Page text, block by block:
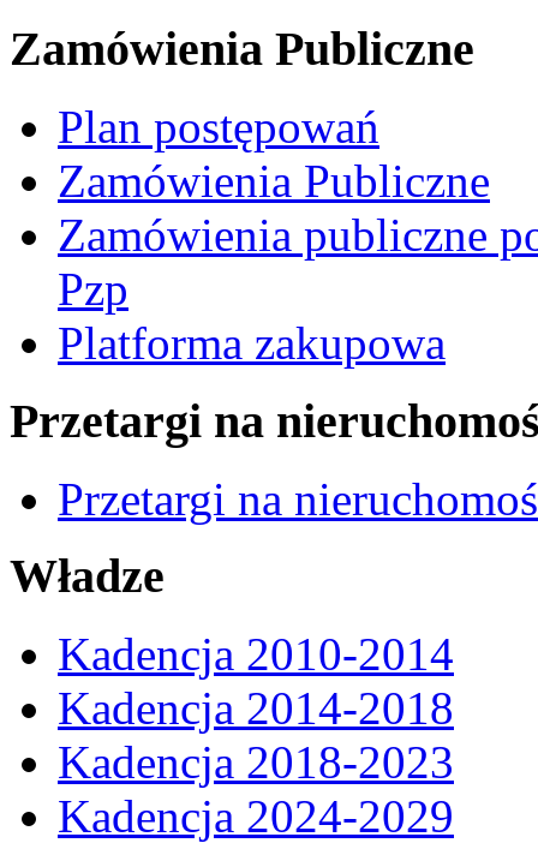
Zamówienia Publiczne
Plan postępowań
Zamówienia Publiczne
Zamówienia publiczne
Pzp
Platforma zakupowa
Przetargi na
Przetargi na
Władze
Kadencja 2010-2014
Kadencja 2014-2018
Kadencja 2018-2023
Kadencja 2024-2029